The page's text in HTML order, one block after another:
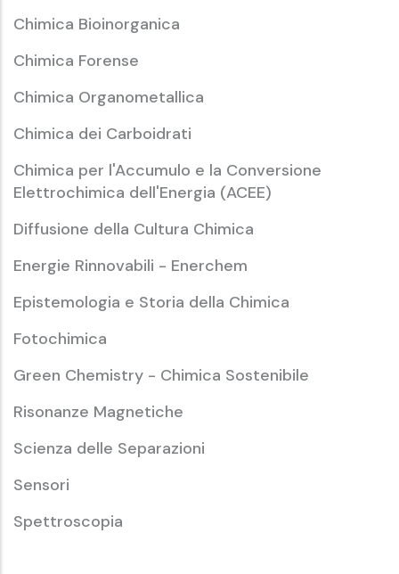
Chimica Bioinorganica
Chimica Forense
Chimica Organometallica
Chimica dei Carboidrati
Chimica per l'Accumulo e la Conversione
Elettrochimica dell'Energia (ACEE)
Diffusione della Cultura Chimica
Energie Rinnovabili - Enerchem
Epistemologia e Storia della Chimica
Fotochimica
Green Chemistry - Chimica Sostenibile
Risonanze Magnetiche
Scienza delle Separazioni
Sensori
Spettroscopia